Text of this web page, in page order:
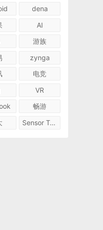
dena
AI
游族
zynga
电竞
VR
畅游
Sensor Tower